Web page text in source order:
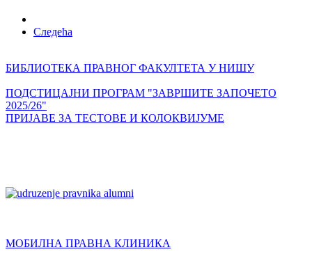
Следећа
БИБЛИОТЕКА ПРАВНОГ ФАКУЛТЕТА У НИШУ
ПОДСТИЦАЈНИ ПРОГРАМ "ЗАВРШИТЕ ЗАПОЧЕТО
2025/26"
ПРИЈАВЕ ЗА ТЕСТОВЕ И КОЛОКВИЈУМЕ
МОБИЛНА ПРАВНА КЛИНИКА